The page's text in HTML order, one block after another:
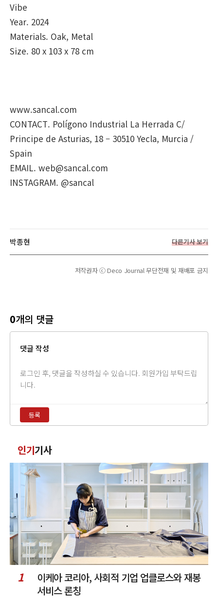
Vibe
Year. 2024
Materials. Oak, Metal
Size. 80 x 103 x 78 cm
www.sancal.com
CONTACT. Polígono Industrial La Herrada C/
Principe de Asturias, 18 – 30510 Yecla, Murcia /
Spain
EMAIL. web@sancal.com
INSTAGRAM. @sancal
박종현 다른기사 보기
저작권자 ⓒ Deco Journal 무단전재 및 재배포 금지
0개의 댓글
댓글 작성
력
등록
글
인기기사
1
이케아 코리아, 사회적 기업 업클로스와 재봉
서비스 론칭